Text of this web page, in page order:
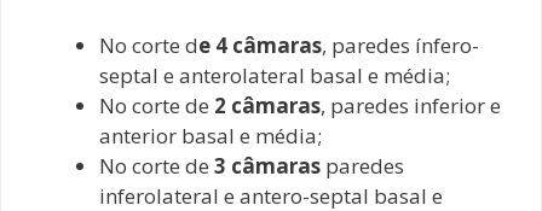
No corte de 4 câmaras, paredes ínfero-
septal e anterolateral basal e média;
No corte de 2 câmaras, paredes inferior e
anterior basal e média;
No corte de 3 câmaras paredes
inferolateral e antero-septal basal e